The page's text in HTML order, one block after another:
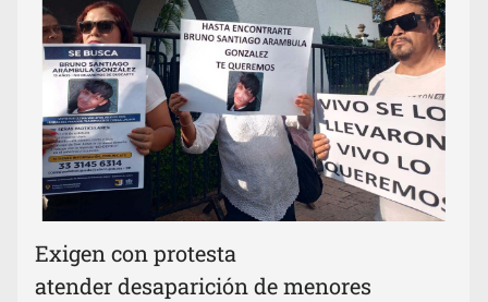
Exigen con protesta
atender desaparición de menores